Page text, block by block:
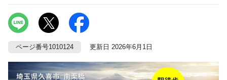
ページ番号1010124 更新日 2026年6月1日